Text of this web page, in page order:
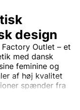
design
Outlet – et
med dansk
feminine og
af høj kvalitet
spænder fra
bløde
basisplagg.